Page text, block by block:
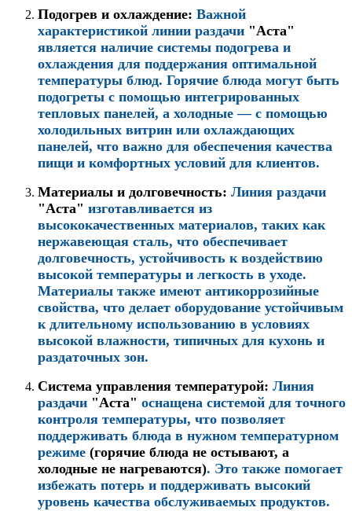
Подогрев и охлаждение: Важной
характеристикой линии раздачи "Аста"
является наличие системы подогрева и
охлаждения для поддержания оптимальной
температуры блюд. Горячие блюда могут быть
подогреты с помощью интегрированных
тепловых панелей, а холодные — с помощью
холодильных витрин или охлаждающих
панелей, что важно для обеспечения качества
пищи и комфортных условий для клиентов.
Материалы и долговечность: Линия раздачи
"Аста" изготавливается из
высококачественных материалов, таких как
нержавеющая сталь, что обеспечивает
долговечность, устойчивость к воздействию
высокой температуры и легкость в уходе.
Материалы также имеют антикоррозийные
свойства, что делает оборудование устойчивым
к длительному использованию в условиях
высокой влажности, типичных для кухонь и
раздаточных зон.
Система управления температурой: Линия
раздачи "Аста" оснащена системой для точного
контроля температуры, что позволяет
поддерживать блюда в нужном температурном
режиме (горячие блюда не остывают, а
холодные не нагреваются). Это также помогает
избежать потерь и поддерживать высокий
уровень качества обслуживаемых продуктов.